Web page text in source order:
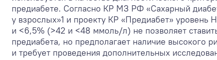
предиабете. Согласно КР МЗ РФ «Сахарный
у взрослых»1 и проекту КР «Предиабет» уровень
и <6,5% (>42 и <48 ммоль/л) не позволяет
предиабета, но предполагает наличие высокого
и требует проведения дополнительных